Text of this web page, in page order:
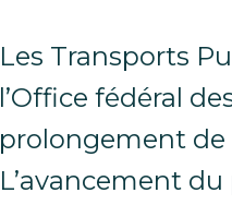
Les Transports
l’Office fédéral
prolongement de
L’avancement